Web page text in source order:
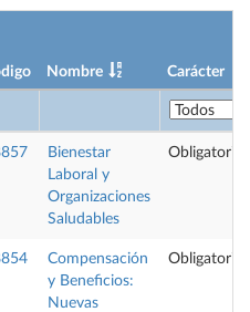
Nombre Carácter
Bienestar
Laboral y
Organizaciones
Saludables
Obligatoria
Compensación
y Beneficios:
Nuevas
Obligatoria